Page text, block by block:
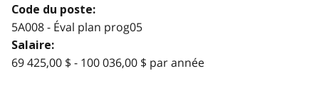
Code du poste:
5A008 - Éval plan prog05
Salaire:
69 425,00 $ - 100 036,00 $ par année